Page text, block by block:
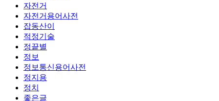
자전거
자전거용어사전
잡동산이
적정기술
정끝별
정보
정보통신용어사전
정지용
정치
좋은글